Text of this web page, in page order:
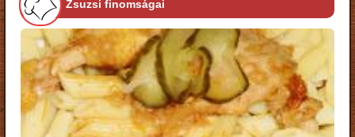
Zsuzsi finomságai